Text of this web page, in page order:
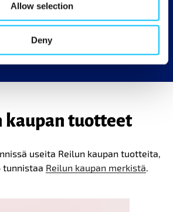
Allow selection
Deny
myynnissä noin 1700 erilaista
kaupan tuotetta.
kaupan tuotteet
useita Reilun kaupan tuotteita,
tunnistaa Reilun kaupan merkistä.